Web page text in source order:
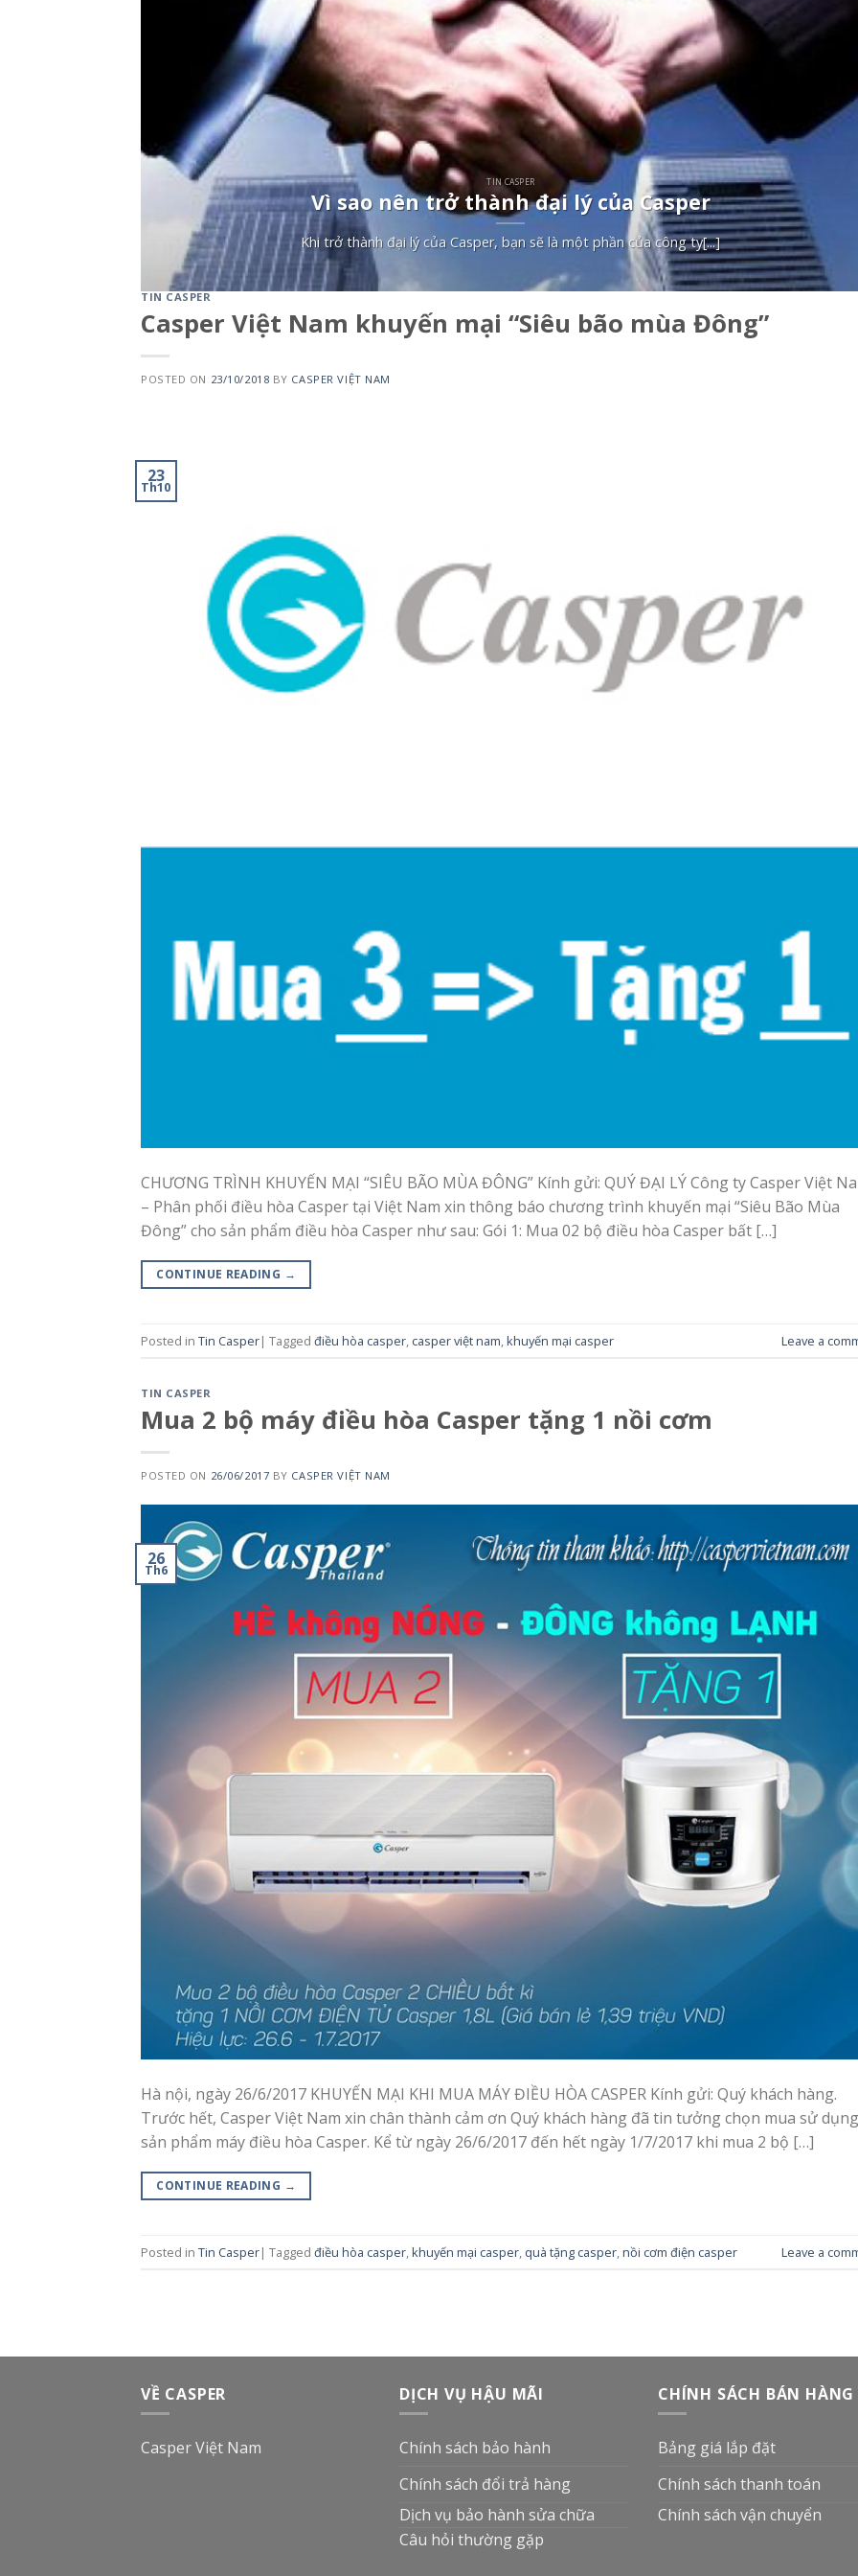
TIN CASPER
Vì sao nên trở thành đại lý của Casper
Khi trở thành đại lý của Casper, bạn sẽ là một phần của công ty[...]
TIN CASPER
Casper Việt Nam khuyến mại “Siêu bão mùa Đông”
POSTED ON 23/10/2018 BY CASPER VIỆT NAM
23
Th10
CHƯƠNG TRÌNH KHUYẾN MẠI “SIÊU BÃO MÙA ĐÔNG” Kính gửi: QUÝ ĐẠI LÝ Công ty Casper Việt
– Phân phối điều hòa Casper tại Việt Nam xin thông báo chương trình khuyến mại “Siêu Bão Mùa
Đông” cho sản phẩm điều hòa Casper như sau: Gói 1: Mua 02 bộ điều hòa Casper bất […]
CONTINUE READING →
Posted in Tin Casper| Tagged điều hòa casper, casper việt nam,khuyến mại casper Leave a
TIN CASPER
Mua 2 bộ máy điều hòa Casper tặng 1 nồi cơm
POSTED ON 26/06/2017 BY CASPER VIỆT NAM
26
Th6
Hà nội, ngày 26/6/2017 KHUYẾN MẠI KHI MUA MÁY ĐIỀU HÒA CASPER Kính gửi: Quý khách hàng.
Trước hết, Casper Việt Nam xin chân thành cảm ơn Quý khách hàng đã tin tưởng chọn mua sử dụng
sản phẩm máy điều hòa Casper. Kể từ ngày 26/6/2017 đến hết ngày 1/7/2017 khi mua 2 bộ […]
CONTINUE READING →
Posted in Tin Casper| Tagged điều hòa casper,khuyến mại casper, quà tặng casper,nồi cơm điện casper Leave a
VỀ CASPER
Casper Việt Nam
DỊCH VỤ HẬU MÃI
Chính sách bảo hành
Chính sách đổi trả hàng
Dịch vụ bảo hành sửa chữa
Câu hỏi thường gặp
CHÍNH SÁCH BÁN HÀNG
Bảng giá lắp đặt
Chính sách thanh toán
Chính sách vận chuyển